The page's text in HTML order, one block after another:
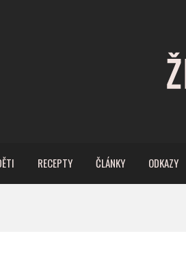
RECEPTY ČLÁNKY ODKAZY